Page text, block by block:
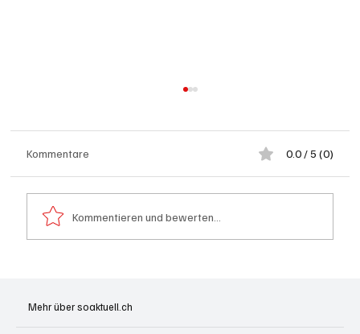
aufrütteln
Kommentare 0.0 / 5 (0)
Kommentieren und bewerten...
Mehr über soaktuell.ch